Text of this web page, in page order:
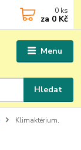
Menu
Hledat
0 ks
za 0 Kč
Klimaktérium,